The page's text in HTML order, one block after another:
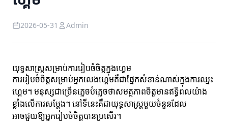
2026-05-31 Admin
យុទ្ធសាស្ត្រសម្រាប់ការរៀបចំចិត្តក្នុងហ្គេម
ការរៀបចំចិត្តសម្រាប់អ្នកលេងហ្គេមគឺជាផ្នែកសំខាន់ណាស់ក្នុងការឈ្នះ
ហ្គេម។ មនុស្សជាច្រើនភ្លេចបំភ្លេចថាសមត្ថភាពចិត្តមានឥទ្ធិពលយ៉ាង
ខ្លាំងលើការសម្តែង។ នៅទីនេះគឺជាយុទ្ធសាស្ត្រមួយចំនួនដែល
អាចជួយឱ្យអ្នករៀបចំចិត្តបានប្រសើរ។